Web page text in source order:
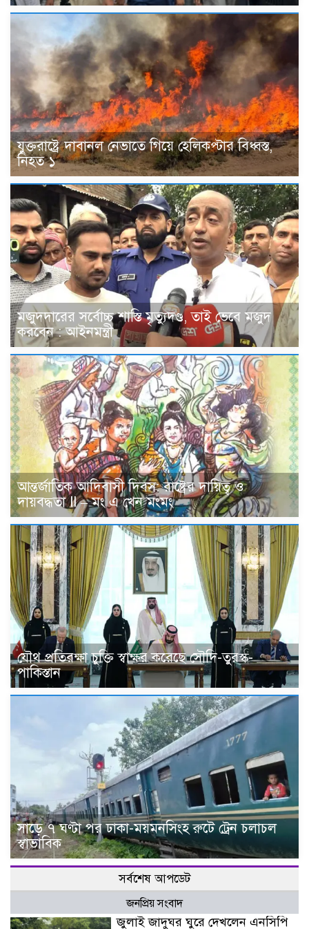
যুক্তরাষ্ট্রে দাবানল নেভাতে গিয়ে হেলিকপ্টার বিধ্বস্ত,
নিহত ১
মজুদদারের সর্বোচ্চ শাস্তি মৃত্যুদণ্ড, তাই ভেবে মজুদ
করবেন : আইনমন্ত্রী
আন্তর্জাতিক আদিবাসী দিবস: রাষ্ট্রের দায়িত্ব ও
দায়বদ্ধতা II – মং এ খেন মংমং
যৌথ প্রতিরক্ষা চুক্তি স্বাক্ষর করেছে সৌদি-তুরস্ক-
পাকিস্তান
সাড়ে ৭ ঘণ্টা পর ঢাকা-ময়মনসিংহ রুটে ট্রেন চলাচল
স্বাভাবিক
সর্বশেষ আপডেট
জনপ্রিয় সংবাদ
জুলাই জাদুঘর ঘুরে দেখলেন এনসিপি